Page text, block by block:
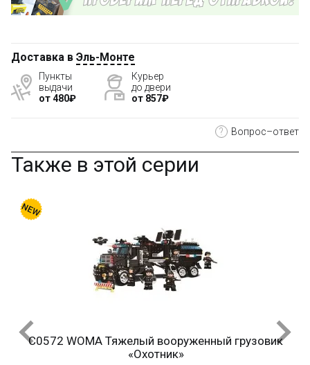
Доставка в Эль-Монте
Пункты
выдачи
от 480₽
Курьер
до двери
от 857₽
? Вопрос–ответ
Также в этой серии
C0572 WOMA Тяжелый вооруженный грузовик
«Охотник»